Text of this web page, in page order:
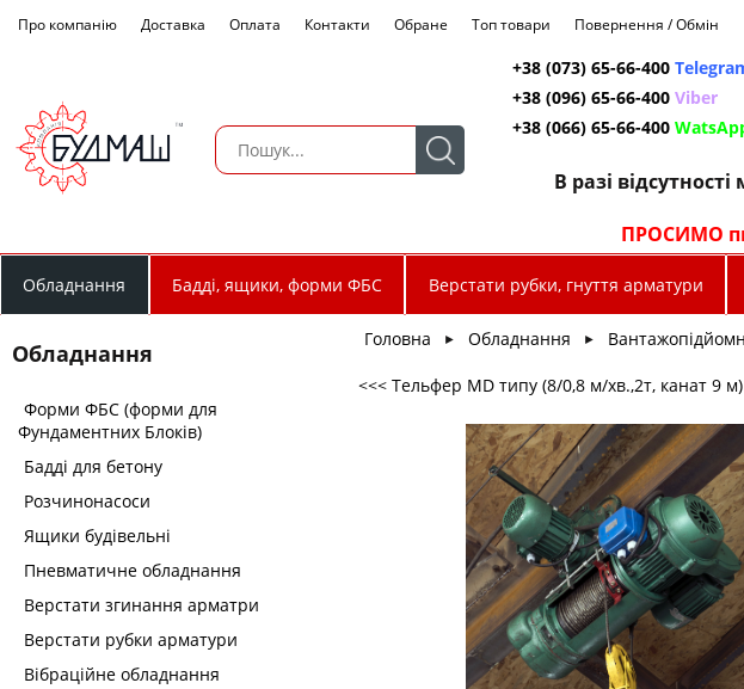
Про компанію Доставка Оплата Контакти Обране Топ товари Повернення / Обмін
+38 (073) 65-66-400
+38 (096) 65-66-400 Viber
+38 (066) 65-66-400
В разі
ПРОСИМО
Обладнання Бадді, ящики, форми ФБС Верстати рубки, гнуття арматури
Обладнання
Форми ФБС (форми для
Фундаментних Блоків)
Бадді для бетону
Розчинонасоси
Ящики будівельні
Пневматичне обладнання
Верстати згинання арматри
Верстати рубки арматури
Вібраційне обладнання
Головна ► Обладнання ►
<<< Тельфер МD типу (8/0,8 м/хв.,2т, канат 9 м)